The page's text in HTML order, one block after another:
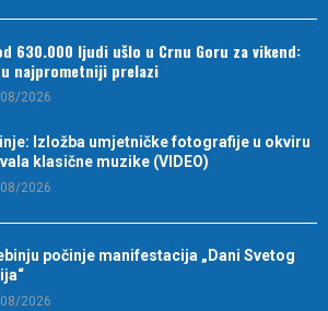
630.000 ljudi ušlo u Crnu Goru za vikend:
najprometniji prelazi
2026
Izložba umjetničke fotografije u okviru
klasične muzike (VIDEO)
2026
počinje manifestacija „Dani Svetog
2026